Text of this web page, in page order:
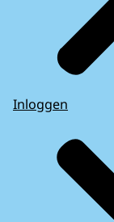
Inloggen